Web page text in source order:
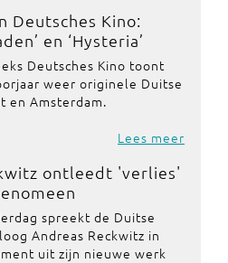
Deutsches Kino:
en ‘Hysteria’
Deutsches Kino toont
weer originele Duitse
en Amsterdam.
Lees meer
ontleedt 'verlies'
spreekt de Duitse
Andreas Reckwitz in
uit zijn nieuwe werk